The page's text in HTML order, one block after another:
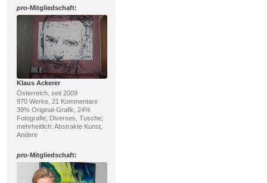
pro-Mitgliedschaft:
Klaus Ackerer
Österreich, seit 2009
970 Werke, 21 Kommentare
39% Original-Grafik, 24%
Fotografie; Diverses, Tusche;
mehrheitlich: Abstrakte Kunst,
Andere
pro-Mitgliedschaft: